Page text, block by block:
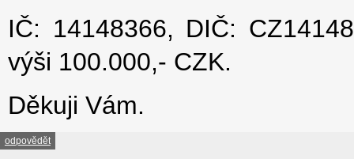
IČ: 14148366, DIČ:
výši 100.000,- CZK.
Děkuji Vám.
odpovědět